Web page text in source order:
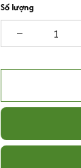
Số lượng